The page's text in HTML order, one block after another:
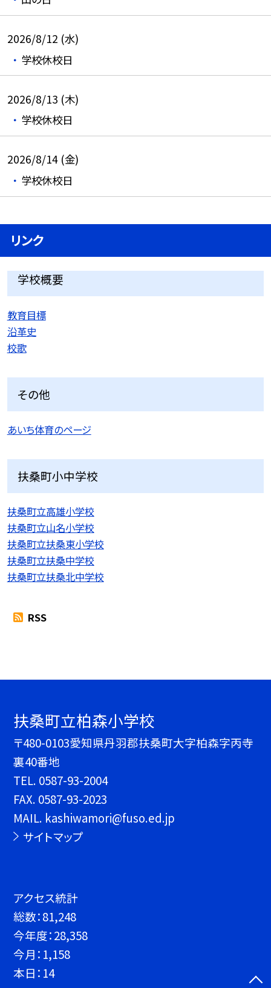
2026/8/12 (水)
学校休校日
2026/8/13 (木)
学校休校日
2026/8/14 (金)
学校休校日
リンク
学校概要
教育目標
沿革史
校歌
その他
あいち体育のページ
扶桑町小中学校
扶桑町立高雄小学校
扶桑町立山名小学校
扶桑町立扶桑東小学校
扶桑町立扶桑中学校
扶桑町立扶桑北中学校
RSS
扶桑町立柏森小学校
〒480-0103愛知県丹羽郡扶桑町大字柏森字丙寺
裏40番地
TEL. 0587-93-2004
FAX. 0587-93-2023
MAIL. kashiwamori@fuso.ed.jp
サイトマップ
アクセス統計
総数：81,248
今年度：28,358
今月： 1,158
本日： 14